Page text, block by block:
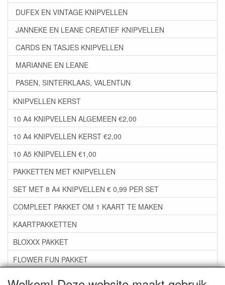
DUFEX EN VINTAGE KNIPVELLEN
JANNEKE EN LEANE CREATIEF KNIPVELLEN
CARDS EN TASJES KNIPVELLEN
MARIANNE EN LEANE
PASEN, SINTERKLAAS, VALENTIJN
KNIPVELLEN KERST
10 A4 KNIPVELLEN ALGEMEEN €2,00
10 A4 KNIPVELLEN KERST €2,00
10 A5 KNIPVELLEN €1,00
PAKKETTEN MET KNIPVELLEN
SET MET 8 A4 KNIPVELLEN € 0,99 PER SET
COMPLEET PAKKET OM 1 KAART TE MAKEN
KAARTPAKKETTEN
BLOXXX PAKKET
FLOWER FUN PAKKET
***GROEP 06*** TAPE/LIJM SNIJMALLEN STEMPELS